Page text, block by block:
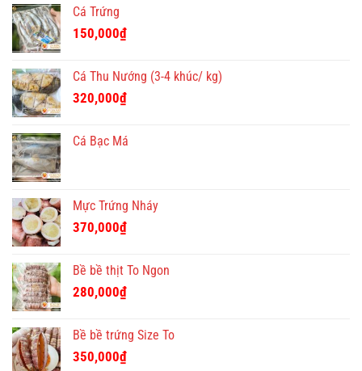
Cá Trứng
150,000₫
Cá Thu Nướng (3-4 khúc/ kg)
320,000₫
Cá Bạc Má
Mực Trứng Nháy
370,000₫
Bề bề thịt To Ngon
280,000₫
Bề bề trứng Size To
350,000₫